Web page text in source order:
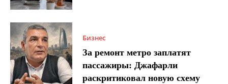
Бизнес
За ремонт метро заплатят
пассажиры: Джафарли
раскритиковал новую схему